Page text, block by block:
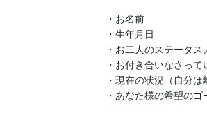
・お名前
・生年月日
・お二人のステータ
・お付き合いなさっ
・現在の状況（自分
・あなた様の希望のゴ